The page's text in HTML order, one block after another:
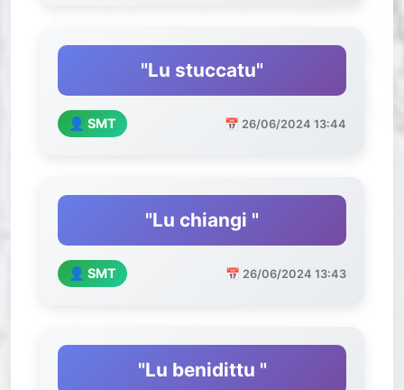
"Lu stuccatu"
👤 SMT 📅 26/06/2024 13:44
"Lu chiangi "
👤 SMT 📅 26/06/2024 13:43
"Lu benidittu "